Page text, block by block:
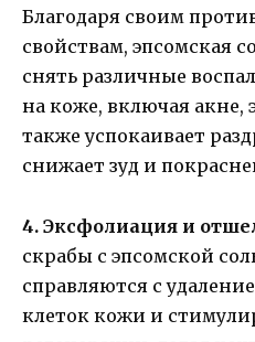
Благодаря своим
свойствам, эпсомская
снять различные
на коже, включая акне,
также успокаивает
снижает зуд и
4. Эксфолиация и
скрабы с эпсомской
справляются с
клеток кожи и